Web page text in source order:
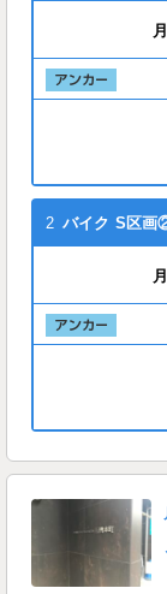
2 バイク S区画